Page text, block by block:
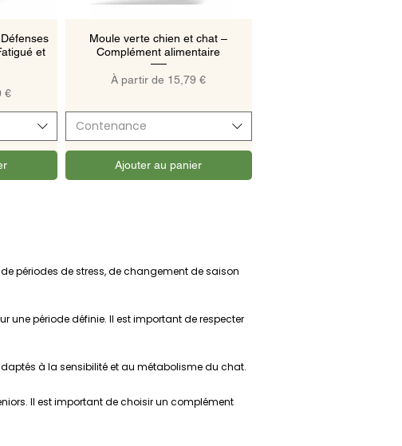
et
€
Aperçu rapide
Moule verte chien et chat –
Complément alimentaire
À partir de 15,79 €
Prix promotionnel
Contenance
Ajouter au panier
périodes de stress, de changement de saison
une période définie. Il est important de respecter
à la sensibilité et au métabolisme du chat.
Il est important de choisir un complément